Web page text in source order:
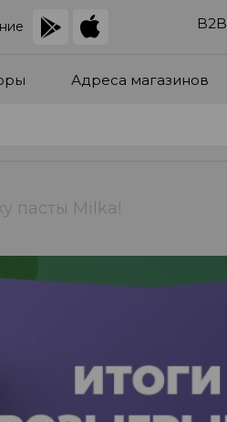
B2B
Адреса магазинов
пасты Milka!